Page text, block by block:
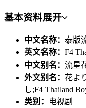
基本资料展开
中文名称： 泰版
英文名称： F4
中文别名： 流星
外文别名： 花よ
し;F4 Thailand
类别：
电视剧